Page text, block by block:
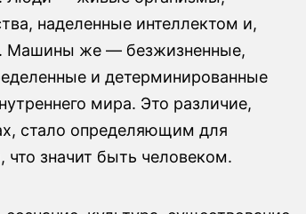
наделенные интеллектом и,
Машины же — безжизненные,
и детерминированные
мира. Это различие,
стало определяющим для
что значит быть человеком.